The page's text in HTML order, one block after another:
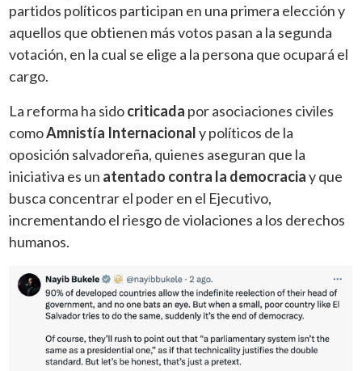
partidos políticos participan en una primera elección y
aquellos que obtienen más votos pasan a la segunda
votación, en la cual se elige a la persona que ocupará el
cargo.
La reforma ha sidocriticada por asociaciones civiles
comoAmnistía Internacionaly políticos de la
oposición salvadoreña, quienes aseguran que la
iniciativa es un atentado contra la democraciay que
busca concentrar el poder en el Ejecutivo,
incrementando el riesgo de violaciones a los derechos
humanos.